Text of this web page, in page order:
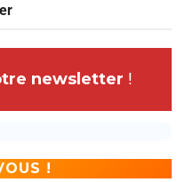
newsletter !